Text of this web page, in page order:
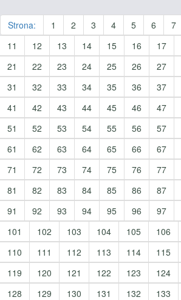
Strona: 1 2 3 4 5 6 7
11
12 13 14 15 16 17
21
22 23 24 25 26 27
31
32 33 34 35 36 37
41
42 43 44 45 46 47
51
52 53 54 55 56 57
61
62 63 64 65 66 67
71
72 73 74 75 76 77
81
82 83 84 85 86 87
91
92 93 94 95 96 97
101
102 103 104 105 106
110
111 112 113 114 115
119
120 121 122 123 124
128
129 130 131 132 133